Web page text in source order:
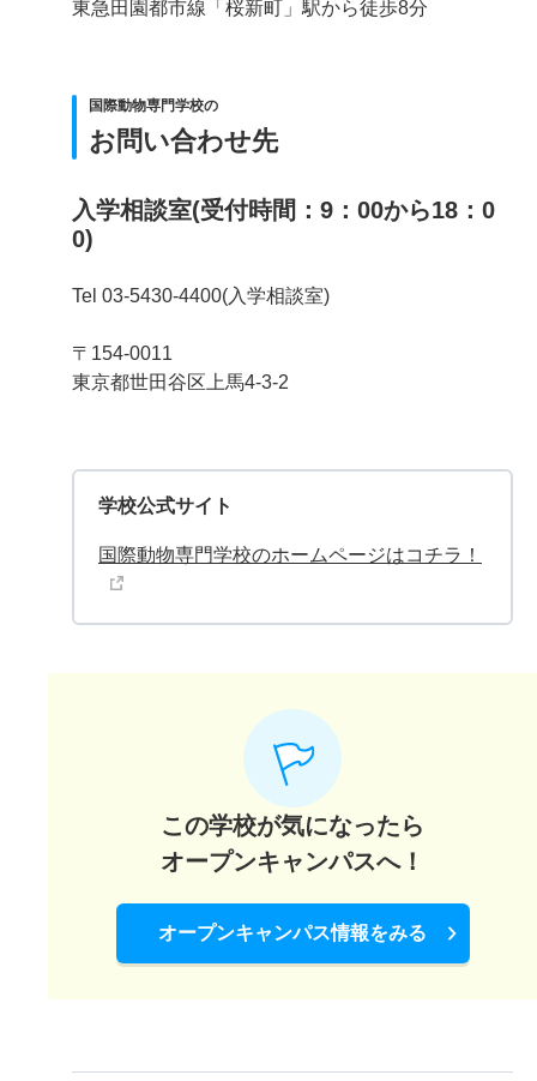
東急田園都市線「桜新町」駅から徒歩8分
国際動物専門学校の
お問い合わせ先
入学相談室(受付時間：9：00から18：0
0)
Tel 03-5430-4400(入学相談室)
〒154-0011
東京都世田谷区上馬4-3-2
学校公式サイト
国際動物専門学校のホームページはコチラ！
この学校が気になったら
オープンキャンパスへ！
オープンキャンパス情報をみる